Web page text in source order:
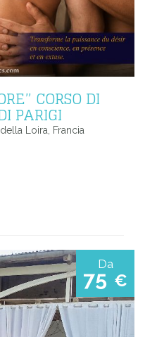
CORSO DI
PARIGI
Loira, Francia
Da
75 €